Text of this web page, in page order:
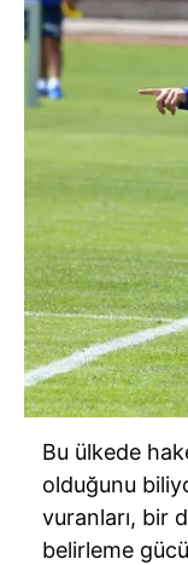
Bu ülkede
olduğunu
vuranları, bir
belirleme